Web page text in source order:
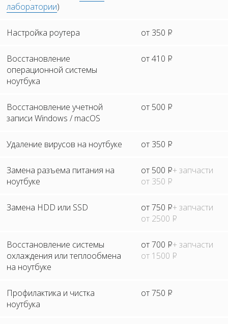
лаборатории)
Настройка роутера от 350 Р
Восстановление
операционной системы
ноутбука
от 410 Р
Восстановление учетной
записи Windows / macOS
от 500 Р
Удаление вирусов на ноутбуке от 350 Р
Замена разъема питания на
ноутбуке
от 500 Р+ запчасти
от 350 Р
Замена HDD или SSD от 750 Р+ запчасти
от 2500 Р
Восстановление системы
охлаждения или теплообмена
на ноутбуке
от 700 Р+ запчасти
от 1500 Р
Профилактика и чистка
ноутбука
от 750 Р